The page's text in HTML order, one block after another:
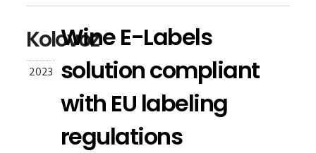
Kolovoz
2023
Wine E-Labels
solution compliant
with EU labeling
regulations